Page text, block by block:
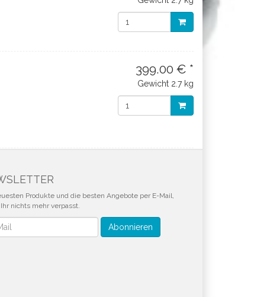
399.00 € *
Gewicht 2.7 kg
Produkte und die besten Angebote per E-Mail,
nichts mehr verpasst.
Abonnieren